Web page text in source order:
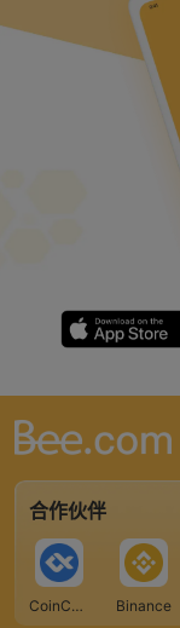
合作伙伴
CoinCarp Binance